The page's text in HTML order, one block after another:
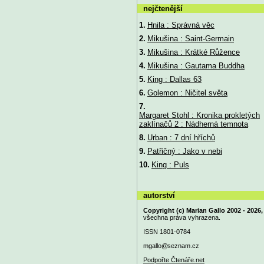
nejčtenější
1. Hnila : Správná věc
2. Mikušina : Saint-Germain
3. Mikušina : Krátké Růžence
4. Mikušina : Gautama Buddha
5. King : Dallas 63
6. Golemon : Ničitel světa
7.
Margaret Stohl : Kronika prokletých
zaklínačů 2 : Nádherná temnota
8. Urban : 7 dní hříchů
9. Patřičný : Jako v nebi
10. King : Puls
autorství
Copyright (c) Marian Gallo 2002 - 2026,
všechna práva vyhrazena.
ISSN 1801-0784
mgallo@seznam.cz
Podpořte Čtenáře.net